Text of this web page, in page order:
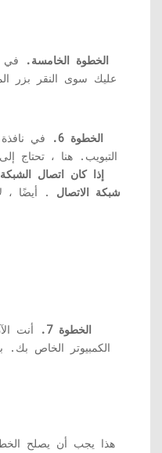
الخطوة الخامسة.
في
عليك سوى النقر بزر
الخطوة 6. في
التبويب. هنا ، تحتاج
إذا كان اتصال الشبكة
شبكة الاتصال . أيضًا ،
الخطوة 7.
أنت
الكمبيوتر الخاص بك.
هذا يجب أن يصلح